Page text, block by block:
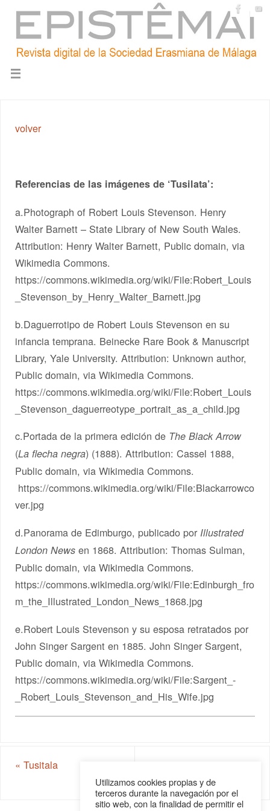
volver
Referencias de las imágenes de ‘Tusilata’:
a.Photograph of Robert Louis Stevenson. Henry
Walter Barnett – State Library of New South Wales.
Attribution: Henry Walter Barnett, Public domain, via
Wikimedia Commons.
https://commons.wikimedia.org/wiki/File:Robert_Louis
_Stevenson_by_Henry_Walter_Barnett.jpg
b.Daguerrotipo de Robert Louis Stevenson en su
infancia temprana. Beinecke Rare Book & Manuscript
Library, Yale University. Attribution: Unknown author,
Public domain, via Wikimedia Commons.
https://commons.wikimedia.org/wiki/File:Robert_Louis
_Stevenson_daguerreotype_portrait_as_a_child.jpg
c.Portada de la primera edición de The Black Arrow
(La flecha negra) (1888). Attribution: Cassel 1888,
Public domain, via Wikimedia Commons.
https://commons.wikimedia.org/wiki/File:Blackarrowco
ver.jpg
d.Panorama de Edimburgo, publicado por Illustrated
London News en 1868. Attribution: Thomas Sulman,
Public domain, via Wikimedia Commons.
https://commons.wikimedia.org/wiki/File:Edinburgh_fro
m_the_Illustrated_London_News_1868.jpg
e.Robert Louis Stevenson y su esposa retratados por
John Singer Sargent en 1885. John Singer Sargent,
Public domain, via Wikimedia Commons.
https://commons.wikimedia.org/wiki/File:Sargent_-
_Robert_Louis_Stevenson_and_His_Wife.jpg
« Tusitala
Larraín
Utilizamos cookies propias y de
terceros durante la navegación por el
sitio web, con la finalidad de permitir el